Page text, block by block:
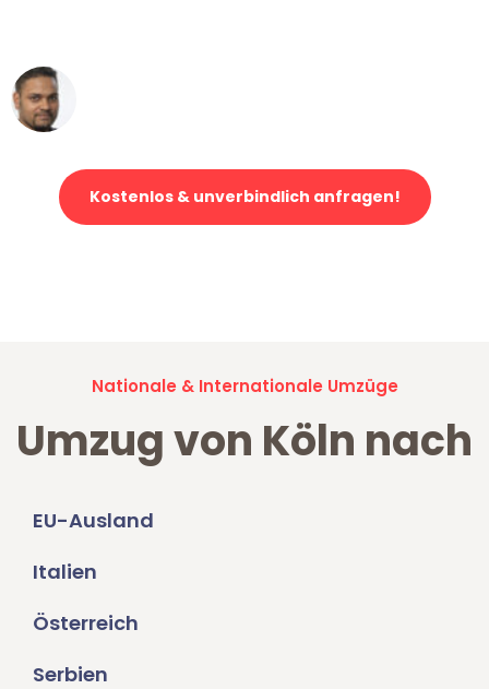
Kostenlos & unverbindlich anfragen!
Nationale & Internationale Umzüge
Umzug von Köln nach
EU-Ausland
Italien
Österreich
Serbien